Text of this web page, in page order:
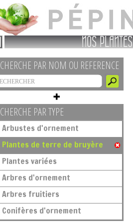
NOS PLANTES
PAR NOM OU REFERENCE
PAR TYPE
Arbustes d'ornement
Plantes de terre de bruyère
Plantes variées
Arbres d'ornement
Arbres fruitiers
Conifères d'ornement